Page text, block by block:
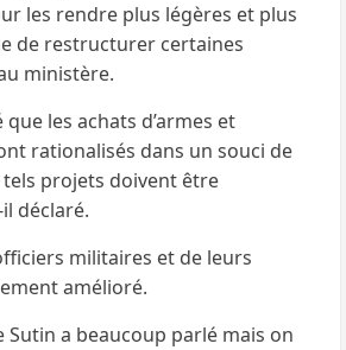
les rendre plus légères et plus
de restructurer certaines
ministère.
les achats d’armes et
rationalisés dans un souci de
projets doivent être
déclaré.
militaires et de leurs
amélioré.
Sutin a beaucoup parlé mais on